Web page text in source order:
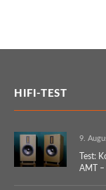
HIFI-TEST
9.
Test:
AMT –